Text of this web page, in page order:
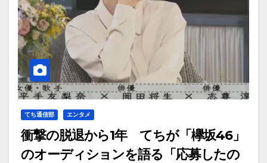
てち通信部 エンタメ
衝撃の脱退から1年 てちが「欅坂46」
のオーディションを語る「応募したの